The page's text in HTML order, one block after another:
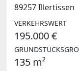
89257 Illertissen
VERKEHRSWERT
195.000 €
135 m²